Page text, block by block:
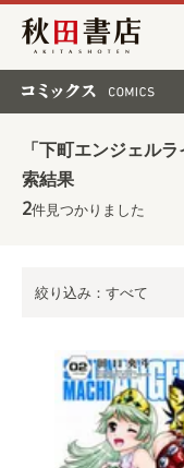
秋田書店
「下町エンジェル
索結果
2件見つかりました
絞り込み：すべて